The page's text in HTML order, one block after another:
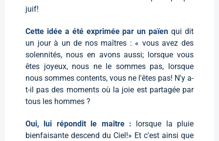
juif!
Cette idée a été exprimée par un païenqui dit
un jour à un de nos maîtres : « vous avez des
solennités, nous en avons aussi; lorsque vous
êtes joyeux, nous ne le sommes pas, lorsque
nous sommes contents, vous ne l'êtes pas! N'y a-
t-il pas des moments où la joie est partagée par
tous les hommes ?
Oui, lui répondit le maître :
lorsque la pluie
bienfaisante descend du Ciel!» Et c'est ainsi que